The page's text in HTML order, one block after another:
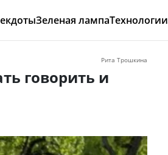
Зеленая лампаТехнологии
Рита Трошкина
говорить и